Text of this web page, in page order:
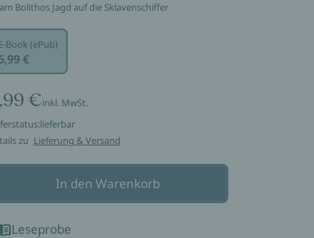
Bolithos Jagd auf die Sklavenschiffer
Book (ePub)
€
€inkl. MwSt.
lieferbar
zu Lieferung & Versand
In den Warenkorb
Leseprobe